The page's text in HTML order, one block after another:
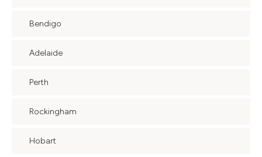
Bendigo
Adelaide
Perth
Rockingham
Hobart